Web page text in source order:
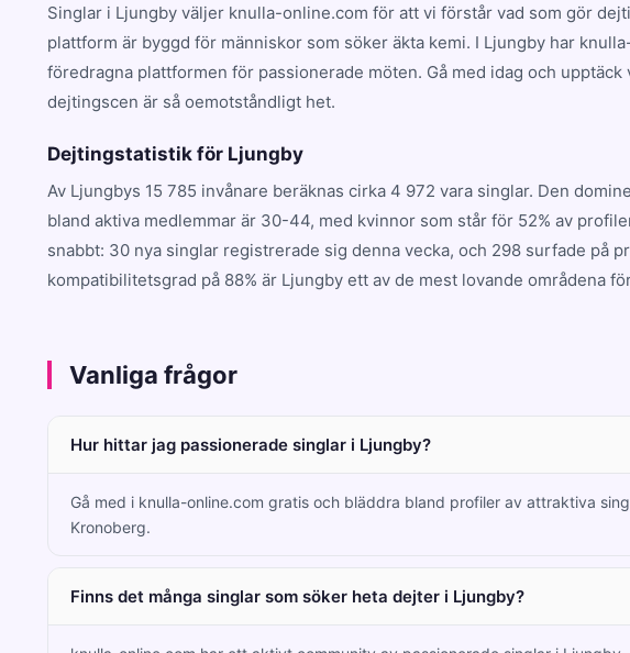
Singlar i Ljungby väljer knulla-online.com för att vi förstår vad som gör
plattform är byggd för människor som söker äkta kemi. I Ljungby har
föredragna plattformen för passionerade möten. Gå med idag och upptäck
dejtingscen är så oemotståndligt het.
Dejtingstatistik för Ljungby
Av Ljungbys 15 785 invånare beräknas cirka 4 972 vara singlar. Den
bland aktiva medlemmar är 30-44, med kvinnor som står för 52% av
snabbt: 30 nya singlar registrerade sig denna vecka, och 298 surfade på
kompatibilitetsgrad på 88% är Ljungby ett av de mest lovande områdena
Vanliga frågor
Hur hittar jag passionerade singlar i Ljungby?
Gå med i knulla-online.com gratis och bläddra bland profiler av attraktiva
Kronoberg.
Finns det många singlar som söker heta dejter i Ljungby?